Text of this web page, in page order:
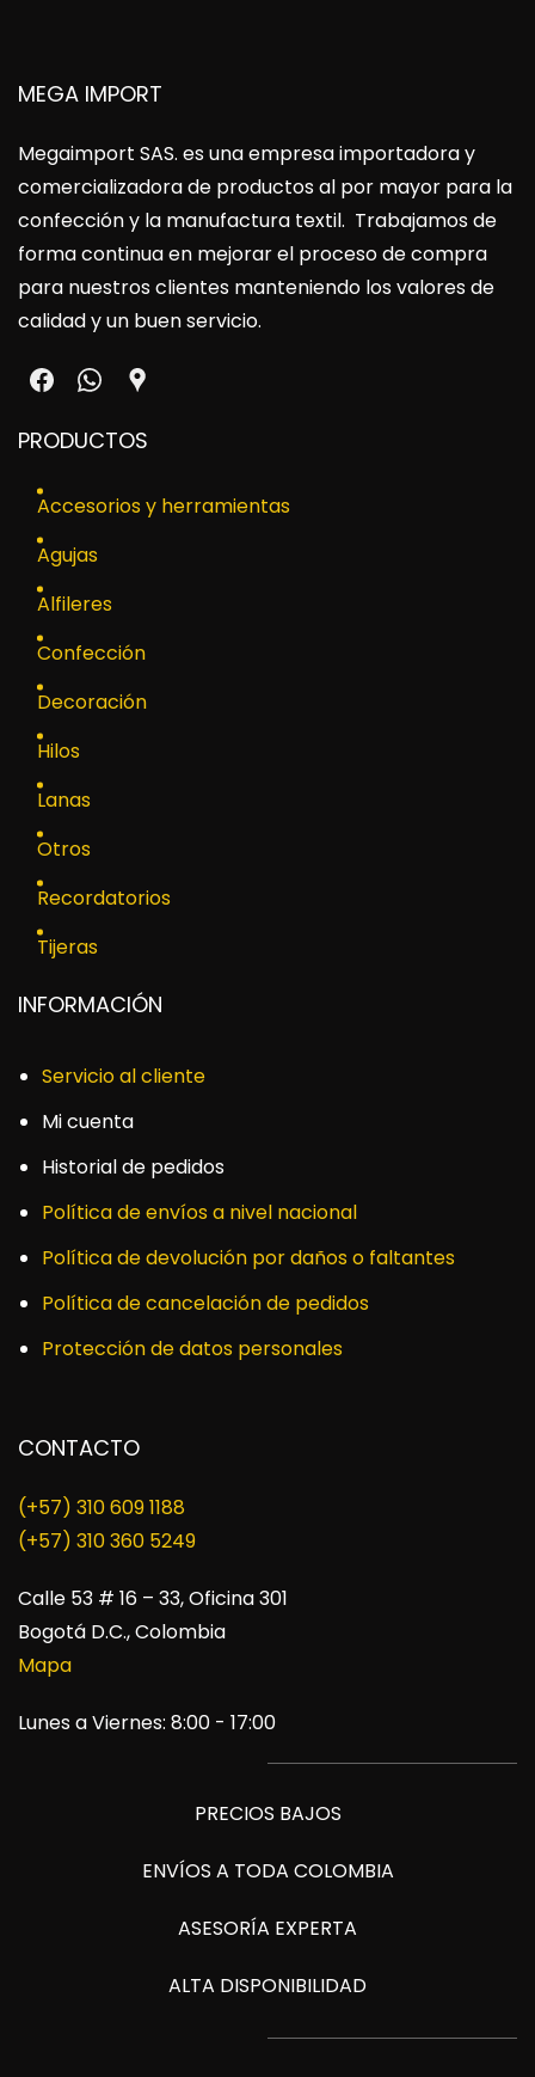
MEGA IMPORT
Megaimport SAS. es una empresa importadora y
comercializadora de productos al por mayor para la
confección y la manufactura textil. Trabajamos de
forma continua en mejorar el proceso de compra
para nuestros clientes manteniendo los valores de
calidad y un buen servicio.
PRODUCTOS
Accesorios y herramientas
Agujas
Alfileres
Confección
Decoración
Hilos
Lanas
Otros
Recordatorios
Tijeras
INFORMACIÓN
Servicio al cliente
Mi cuenta
Historial de pedidos
Política de envíos a nivel nacional
Política de devolución por daños o faltantes
Política de cancelación de pedidos
Protección de datos personales
CONTACTO
(+57) 310 609 1188
​(+57) 310 360 5249
Calle 53 # 16 – 33, Oficina 301
Bogotá D.C., Colombia
Mapa
Lunes a Viernes: 8:00 - 17:00
PRECIOS BAJOS
ENVÍOS A TODA COLOMBIA
ASESORÍA EXPERTA
ALTA DISPONIBILIDAD